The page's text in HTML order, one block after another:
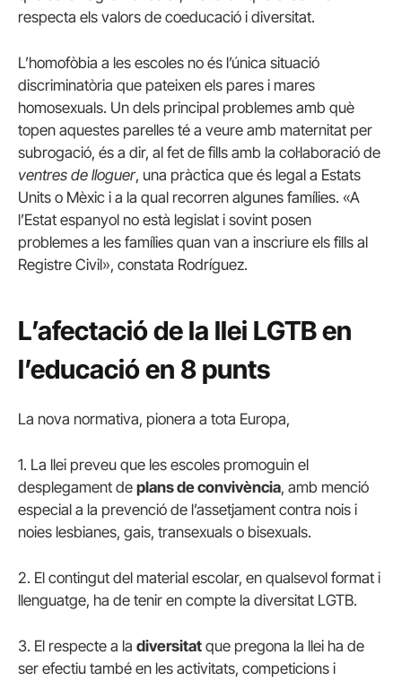
respecta els valors de coeducació i diversitat.
L’homofòbia a les escoles no és l’única situació
discriminatòria que pateixen els pares i mares
homosexuals. Un dels principal problemes amb què
topen aquestes parelles té a veure amb maternitat per
subrogació, és a dir, al fet de fills amb la col·laboració de
ventres de lloguer, una pràctica que és legal a Estats
Units o Mèxic i a la qual recorren algunes famílies. «A
l’Estat espanyol no està legislat i sovint posen
problemes a les famílies quan van a inscriure els fills al
Registre Civil», constata Rodríguez.
L’afectació de la llei LGTB en
l’educació en 8 punts
La nova normativa, pionera a tota Europa,
1. La llei preveu que les escoles promoguin el
desplegament de plans de convivència, amb menció
especial a la prevenció de l’assetjament contra nois i
noies lesbianes, gais, transexuals o bisexuals.
2. El contingut del material escolar, en qualsevol format i
llenguatge, ha de tenir en compte la diversitat LGTB.
3. El respecte a la diversitat que pregona la llei ha de
ser efectiu també en les activitats, competicions i